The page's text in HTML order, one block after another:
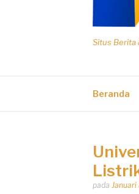
Situs Berita
Beranda
Dipos
pada Januari